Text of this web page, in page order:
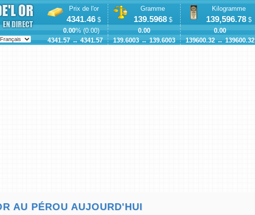
Prix de l'or
4341.46 $
0.00% (0.00)
4341.57 ↔ 4341.57
Gramme
139.5968$
0.00
139.6003 ↔ 139.6003
Kilogramme
139,596.78$
0.00
139600.32 ↔ 139600.32
AU PÉROU AUJOURD'HUI